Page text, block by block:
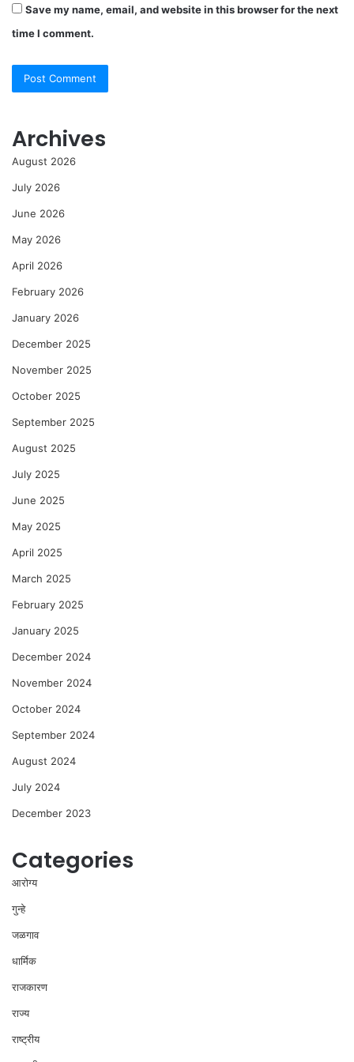
Save my name, email, and website in this browser for the next
time I comment.
Archives
August 2026
July 2026
June 2026
May 2026
April 2026
February 2026
January 2026
December 2025
November 2025
October 2025
September 2025
August 2025
July 2025
June 2025
May 2025
April 2025
March 2025
February 2025
January 2025
December 2024
November 2024
October 2024
September 2024
August 2024
July 2024
December 2023
Categories
आरोग्य
गुन्हे
जळगाव
धार्मिक
राजकारण
राज्य
राष्ट्रीय